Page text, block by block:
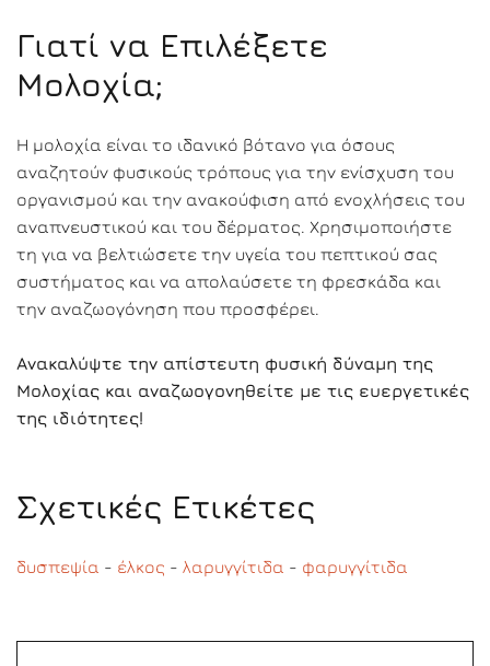
Γιατί να Επιλέξετε
Μολοχία;
Η μολοχία είναι το ιδανικό βότανο για όσους
αναζητούν φυσικούς τρόπους για την ενίσχυση του
οργανισμού και την ανακούφιση από ενοχλήσεις του
αναπνευστικού και του δέρματος. Χρησιμοποιήστε
τη για να βελτιώσετε την υγεία του πεπτικού σας
συστήματος και να απολαύσετε τη φρεσκάδα και
την αναζωογόνηση που προσφέρει.
Ανακαλύψτε την απίστευτη φυσική δύναμη της
Μολοχίας και αναζωογονηθείτε με τις ευεργετικές
της ιδιότητες!
Σχετικές Ετικέτες
δυσπεψία - έλκος - λαρυγγίτιδα - φαρυγγίτιδα